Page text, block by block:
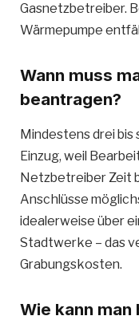
Gasnetzbetreiber.
Wärmepumpe
Wann muss
beantragen?
Mindestens drei
Einzug, weil
Netzbetreiber Zeit
Anschlüsse
idealerweise über
Stadtwerke – das
Grabungskosten.
Wie kann man